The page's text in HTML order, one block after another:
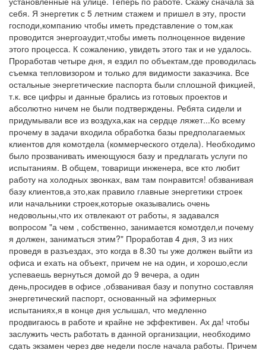
себя. Я энергетик с 5 летним стажем и пришел в эту, прости
господи,компанию чтобы иметь представление о том,как
проводится энергоаудит,чтобы иметь полноценное видение
этого процесса. К сожалению, увидеть этого так и не удалось.
Проработав четыре дня, я ездил по объектам,где проводилась
съемка тепловизором и только для видимости заказчика. Все
остальные энергетические паспорта были сплошной фикцией,
т.к. все цифры и данные брались из готовых проектов и
абсолютно ничем не были подтверждены. Ребята сидели и
придумывали все из воздуха,как на сердце ляжет...Ко всему
прочему в задачи входила обработка базы предполагаемых
клиентов для комотдела (коммерческого отдела). Необходимо
было прозванивать имеющуюся базу и предлагать услуги по
испытаниям. В общем, товарищи инженера, все кто любит
работу на холодных звонках, вам там понравится! обзванивая
базу клиентов,а это,как правило главные энергетики строек
или начальники строек,которые оказывались очень
недовольны,что их отвлекают от работы, я задавался
вопросом "а чем , собственно, занимается комотдел,и почему
я должен, заниматься этим?" Проработав 4 дня, 3 из них
проведя в разъездах, это когда в 8.30 ты уже должен выйти из
офиса и ехать на объект, причем не на один, и хорошо,если
успеваешь вернуться домой до 9 вечера, а один
день,просидев в офисе ,обзванивая базу и попутно составляя
энергетический паспорт, основанный на эфимерных
испытаниях,я в конце дня услышал, что медленно
продвигаюсь в работе и крайне не эффективен. Ах да! чтобы
заслужить честь работать в данной организации, необходимо
сдать экзамен через две недели после начала работы. Причем